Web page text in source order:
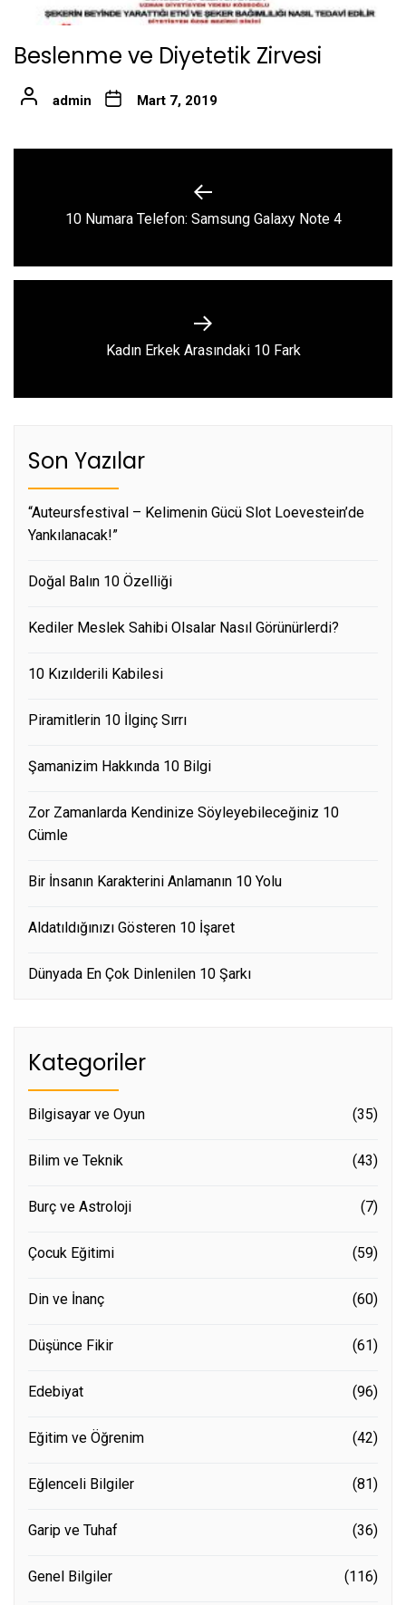
Beslenme ve Diyetetik Zirvesi
admin Mart 7, 2019
Previous
10 Numara Telefon: Samsung Galaxy Note 4
Next
Kadın Erkek Arasındaki 10 Fark
Son Yazılar
“Auteursfestival – Kelimenin Gücü Slot Loevestein’de
Yankılanacak!”
Doğal Balın 10 Özelliği
Kediler Meslek Sahibi Olsalar Nasıl Görünürlerdi?
10 Kızılderili Kabilesi
Piramitlerin 10 İlginç Sırrı
Şamanizim Hakkında 10 Bilgi
Zor Zamanlarda Kendinize Söyleyebileceğiniz 10
Cümle
Bir İnsanın Karakterini Anlamanın 10 Yolu
Aldatıldığınızı Gösteren 10 İşaret
Dünyada En Çok Dinlenilen 10 Şarkı
Kategoriler
Bilgisayar ve Oyun (35)
Bilim ve Teknik (43)
Burç ve Astroloji (7)
Çocuk Eğitimi (59)
Din ve İnanç (60)
Düşünce Fikir (61)
Edebiyat (96)
Eğitim ve Öğrenim (42)
Eğlenceli Bilgiler (81)
Garip ve Tuhaf (36)
Genel Bilgiler (116)